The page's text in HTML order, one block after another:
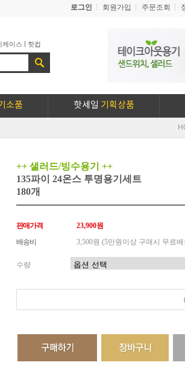
로그인 회원가입 주문조회
케이스 | 핫컵
소품 핫세일 기획상품
++ 샐러드/빙수용기 ++
135파이 24온스 투명용기세트
180개
판매가격
23,900원
배송비
3,500원 (5만원이상 구매시 무료
수량